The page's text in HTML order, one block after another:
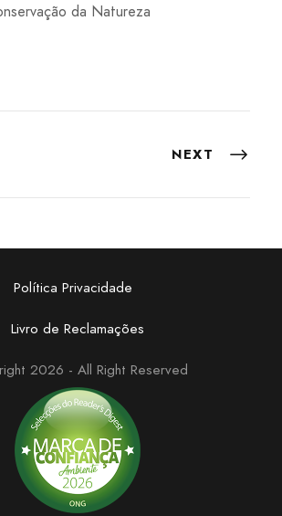
da Natureza
NEXT
Política Privacidade
Livro de Reclamações
2026 - All Right Reserved